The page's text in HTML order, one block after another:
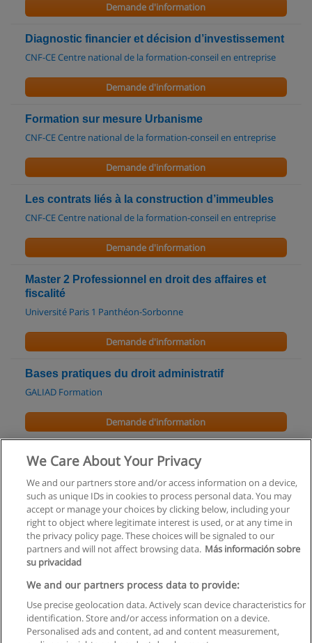
Demande d'information
Diagnostic financier et décision d’investissement
CNF-CE Centre national de la formation-conseil en entreprise
Demande d'information
Formation sur mesure Urbanisme
CNF-CE Centre national de la formation-conseil en entreprise
Demande d'information
Les contrats liés à la construction d’immeubles
CNF-CE Centre national de la formation-conseil en entreprise
Demande d'information
Master 2 Professionnel en droit des affaires et
fiscalité
Université Paris 1 Panthéon-Sorbonne
Demande d'information
Bases pratiques du droit administratif
GALIAD Formation
Demande d'information
Contentieux administratif - Principes généraux
Demande d'information
Règles d'utilisation
Confidentialité des données
Contacter Educaedu
We Care About Your Privacy
We and our partners store and/or access information on a device,
such as unique IDs in cookies to process personal data. You may
accept or manage your choices by clicking below, including your
right to object where legitimate interest is used, or at any time in
the privacy policy page. These choices will be signaled to our
partners and will not affect browsing data. Más información sobre
su privacidad
We and our partners process data to provide:
Use precise geolocation data. Actively scan device characteristics for
identification. Store and/or access information on a device.
Personalised ads and content, ad and content measurement,